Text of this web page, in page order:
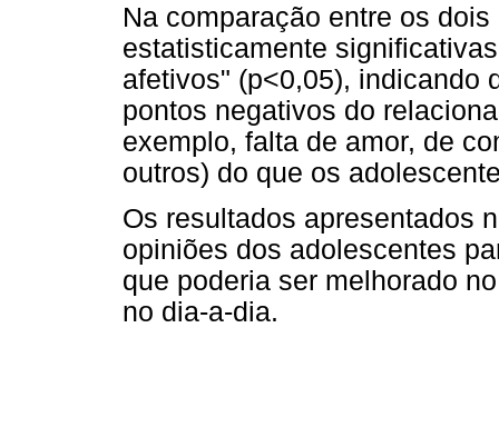
Na comparação entre os
estatisticamente
afetivos" (p<0,05), indicando
pontos negativos do
exemplo, falta de amor, de
outros) do que os
Os resultados apresentados
opiniões dos adolescentes
que poderia ser melhorado
no dia-a-dia.